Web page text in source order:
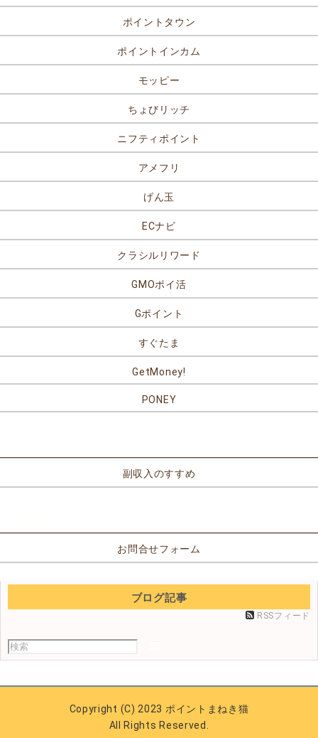
ポイントタウン
ポイントインカム
モッピー
ちょびリッチ
ニフティポイント
アメフリ
げん玉
ECナビ
クラシルリワード
GMOポイ活
Gポイント
すぐたま
GetMoney!
PONEY
副収入のすすめ
お問合せフォーム
ブログ記事
RSSフィード
Copyright (C) 2023 ポイントまねき猫
All Rights Reserved.